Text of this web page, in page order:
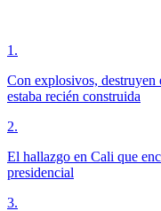
1 .
Con explosivos, destruyen
estaba recién construida
2.
El hallazgo en Cali que
presidencial
3.